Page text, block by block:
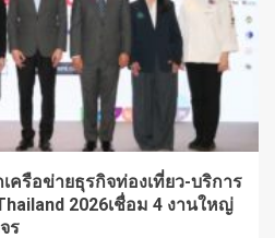
ครือข่ายธุรกิจท่องเที่ยว-บริการ
2026เชื่อม 4 งานใหญ่
ร